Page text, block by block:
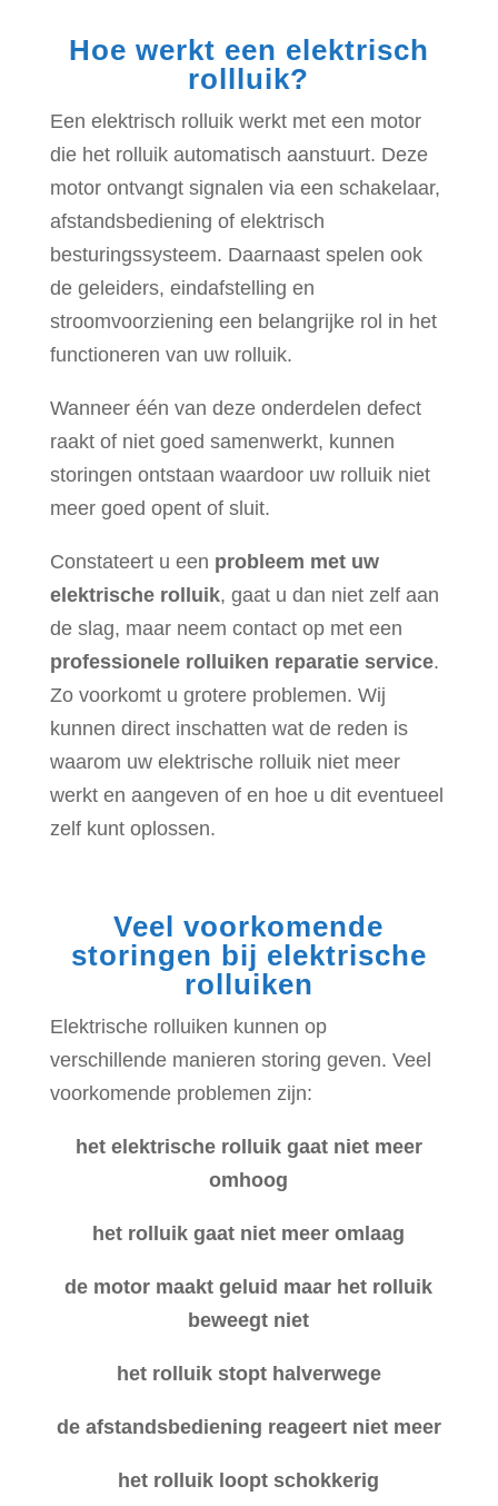
Hoe werkt een elektrisch
rollluik?
Een elektrisch rolluik werkt met een motor
die het rolluik automatisch aanstuurt. Deze
motor ontvangt signalen via een schakelaar,
afstandsbediening of elektrisch
besturingssysteem. Daarnaast spelen ook
de geleiders, eindafstelling en
stroomvoorziening een belangrijke rol in het
functioneren van uw rolluik.
Wanneer één van deze onderdelen defect
raakt of niet goed samenwerkt, kunnen
storingen ontstaan waardoor uw rolluik niet
meer goed opent of sluit.
Constateert u een probleem met uw
elektrische rolluik, gaat u dan niet zelf aan
de slag, maar neem contact op met een
professionele rolluiken reparatie service.
Zo voorkomt u grotere problemen. Wij
kunnen direct inschatten wat de reden is
waarom uw elektrische rolluik niet meer
werkt en aangeven of en hoe u dit eventueel
zelf kunt oplossen.
Veel voorkomende
storingen bij elektrische
rolluiken
Elektrische rolluiken kunnen op
verschillende manieren storing geven. Veel
voorkomende problemen zijn:
het elektrische rolluik gaat niet meer
omhoog
het rolluik gaat niet meer omlaag
de motor maakt geluid maar het rolluik
beweegt niet
het rolluik stopt halverwege
de afstandsbediening reageert niet meer
het rolluik loopt schokkerig